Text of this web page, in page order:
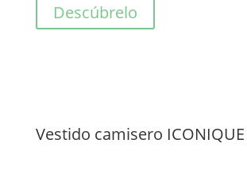
Descúbrelo
Vestido camisero ICONIQUE